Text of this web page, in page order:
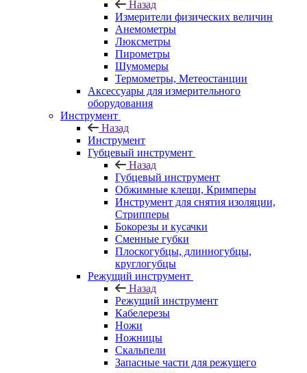
Назад
Измерители физических величин
Анемометры
Люксметры
Пирометры
Шумомеры
Термометры, Метеостанции
Аксессуары для измерительного
оборудования
Инструмент
Назад
Инструмент
Губцевый инструмент
Назад
Губцевый инструмент
Обжимные клещи, Кримперы
Инструмент для снятия изоляции,
Стрипперы
Бокорезы и кусачки
Сменные губки
Плоскогубцы, длинногубцы,
круглогубцы
Режущий инструмент
Назад
Режущий инструмент
Кабелерезы
Ножи
Ножницы
Скальпели
Запасные части для режущего